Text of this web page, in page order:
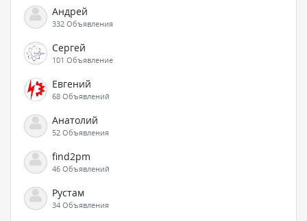
Андрей
332 Объявления
Сергей
101 Объявление
Евгений
68 Объявлений
Анатолий
52 Объявления
find2pm
46 Объявлений
Рустам
34 Объявления